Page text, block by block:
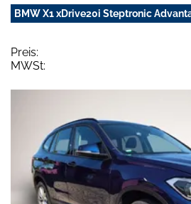
BMW X1 xDrive20i Steptronic
Preis:
MWSt: